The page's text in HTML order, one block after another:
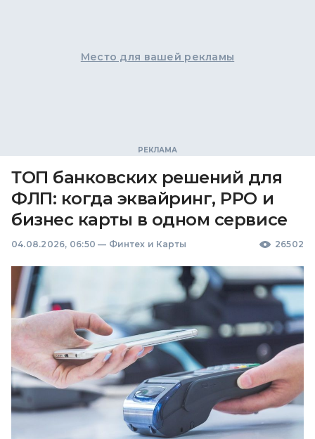
Место для вашей рекламы
ТОП банковских решений для
ФЛП: когда эквайринг, РРО и
бизнес карты в одном сервисе
04.08.2026, 06:50 — Финтех и Карты 26502